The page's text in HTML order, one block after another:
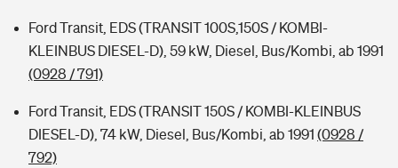
Ford Transit, EDS (TRANSIT 100S,150S / KOMBI-
KLEINBUS DIESEL-D), 59 kW, Diesel, Bus/Kombi, ab 1991
(0928 / 791)
Ford Transit, EDS (TRANSIT 150S / KOMBI-KLEINBUS
DIESEL-D), 74 kW, Diesel, Bus/Kombi, ab 1991 (0928 /
792)